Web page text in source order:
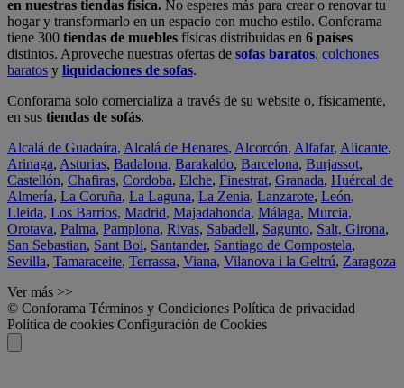
en nuestras tiendas física. No esperes más para crear o renovar tu
hogar y transformarlo en un espacio con mucho estilo. Conforama
tiene 300 tiendas de muebles físicas distribuidas en 6 países
distintos. Aproveche nuestras ofertas de sofas baratos, colchones
baratos y liquidaciones de sofas.
Conforama solo comercializa a través de su website o, físicamente,
en sus tiendas de sofás.
Alcalá de Guadaíra, Alcalá de Henares, Alcorcón, Alfafar, Alicante,
Arinaga, Asturias, Badalona, Barakaldo, Barcelona, Burjassot,
Castellón, Chafiras, Cordoba, Elche, Finestrat, Granada, Huércal de
Almería, La Coruña, La Laguna, La Zenia, Lanzarote, León,
Lleida, Los Barrios, Madrid, Majadahonda, Málaga, Murcia,
Orotava, Palma, Pamplona, Rivas, Sabadell, Sagunto, Salt, Girona,
San Sebastian, Sant Boi, Santander, Santiago de Compostela,
Sevilla, Tamaraceite, Terrassa, Viana, Vilanova i la Geltrú, Zaragoza
Ver más >>
© Conforama Términos y Condiciones Política de privacidad
Política de cookies Configuración de Cookies